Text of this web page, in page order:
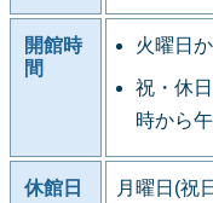
開館時
間
火曜日
祝・休
時から
休館日
月曜日(祝